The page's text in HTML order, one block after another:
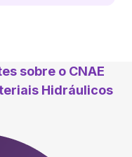
sobre o CNAE
Hidráulicos